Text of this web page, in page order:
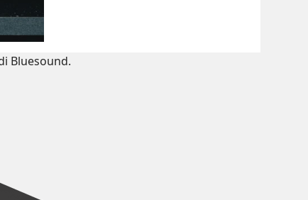
Bluesound.